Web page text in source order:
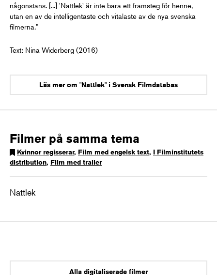
någonstans. [...] 'Nattlek' är inte bara ett framsteg för henne,
utan en av de intelligentaste och vitalaste av de nya svenska
filmerna."
Text: Nina Widerberg (2016)
Läs mer om "Nattlek" i Svensk Filmdatabas
Filmer på samma tema
Kvinnor regisserar, Film med engelsk text, I Filminstitutets
distribution, Film med trailer
Nattlek
Alla digitaliserade filmer